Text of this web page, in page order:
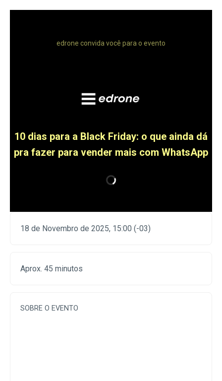
edrone convida você para o evento
10 dias para a Black Friday: o que ainda dá
pra fazer para vender mais com WhatsApp
18 de Novembro de 2025, 15:00 (-03)
Aprox. 45 minutos
SOBRE O EVENTO